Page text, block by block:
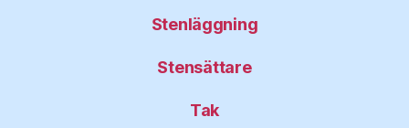
Stenläggning
Stensättare
Tak